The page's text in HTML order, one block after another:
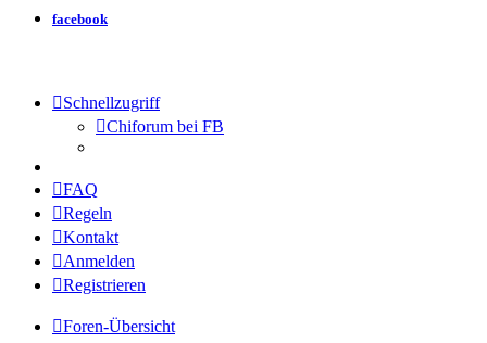
facebook
Schnellzugriff
Chiforum bei FB
FAQ
Regeln
Kontakt
Anmelden
Registrieren
Foren-Übersicht